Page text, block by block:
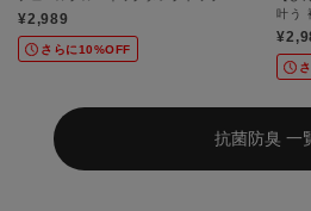
¥2,989
さらに10%OFF
叶う
抗菌防臭 一